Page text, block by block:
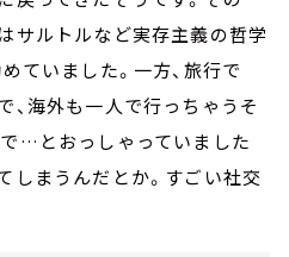
サルトルなど実存主義の哲学
ていました。一方、旅行で
、海外も一人で行っちゃうそ
…とおっしゃっていました
しまうんだとか。すごい社交